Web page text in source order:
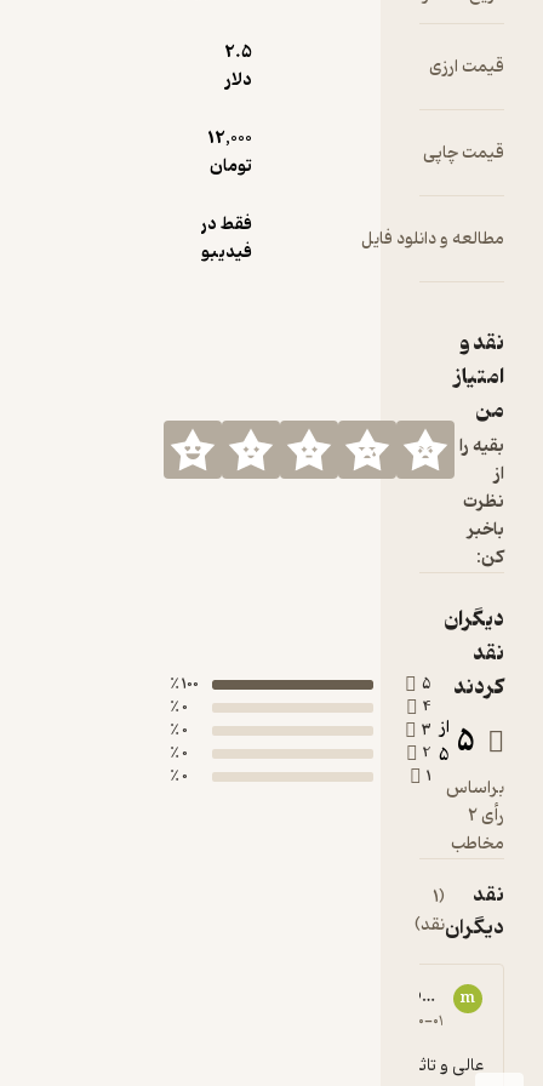
قیمت ارزی
2.۵
دلار
قیمت چاپی
12,000
تومان
مطالعه و دانلود فایل
فقط در
فیدیبو
نقد و
امتیاز
من
بقیه را
نظرت
باخبر
کن:
دیگران
نقد
کردند
5
از
5
براساس
رأی 2
مخاطب
100 ٪
3
2
نقد
دیگراننقد)
mah*************@yahoo.com
۱۳۹۸-۱۰-۰۱
عالی و تاثیر گذار